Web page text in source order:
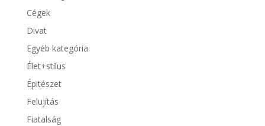
Cégek
Divat
Egyéb kategória
Élet+stílus
Épitészet
Felujítás
Fiatalság